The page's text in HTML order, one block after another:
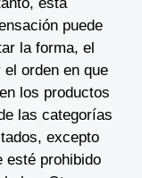
puede
la forma, el
el orden en que
los productos
las categorías
excepto
esté prohibido